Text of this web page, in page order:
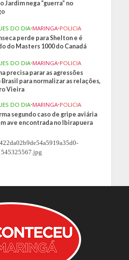
Jardim nega “guerra” no
DO DIA•MARINGA•POLICIA
perde para Shelton e é
do Masters 1000 do Canadá
DO DIA•MARINGA•POLICIA
precisa parar as agressões
para normalizar as relações,
Vieira
DO DIA•MARINGA•POLICIA
segundo caso de gripe aviária
ave encontrada no Ibirapuera